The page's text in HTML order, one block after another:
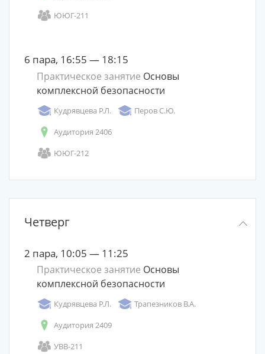
ЮЮГ-211
6 пара, 16:55 — 18:15
Практическое занятие Основы
комплексной безопасности
Кудрявцева Р.Л.
Перов С.Ю.
Аудитория 2406
ЮЮГ-212
Четверг
2 пара, 10:05 — 11:25
Практическое занятие Основы
комплексной безопасности
Кудрявцева Р.Л.
Трапезников В.А.
Аудитория 2409
УВВ-211